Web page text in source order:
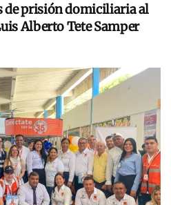
de prisión domiciliaria al
Alberto Tete Samper